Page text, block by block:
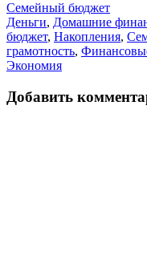
Семейный бюджет
Деньги, Домашние
бюджет, Накопления,
грамотность,
Экономия
Добавить